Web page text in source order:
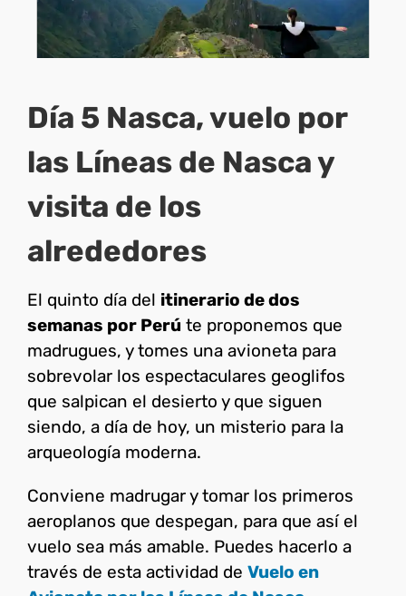
Día 5 Nasca, vuelo por
las Líneas de Nasca y
visita de los
alrededores
El quinto día del itinerario de dos
semanas por Perú te proponemos que
madrugues, y tomes una avioneta para
sobrevolar los espectaculares geoglifos
que salpican el desierto y que siguen
siendo, a día de hoy, un misterio para la
arqueología moderna.
Conviene madrugar y tomar los primeros
aeroplanos que despegan, para que así el
vuelo sea más amable. Puedes hacerlo a
través de esta actividad de Vuelo en